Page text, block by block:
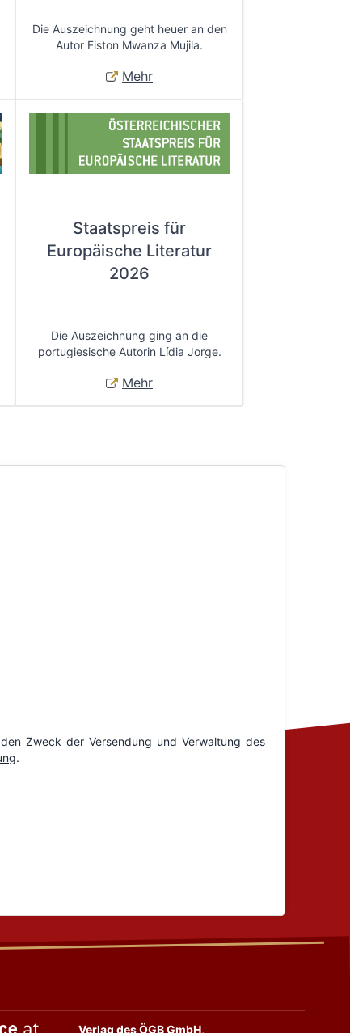
Die Auszeichnung geht heuer an den
Autor Fiston Mwanza Mujila.
Mehr
Staatspreis für
Europäische Literatur
2026
Die Auszeichnung ging an die
portugiesische Autorin Lídia Jorge.
Mehr
Verlag des ÖGB GmbH,